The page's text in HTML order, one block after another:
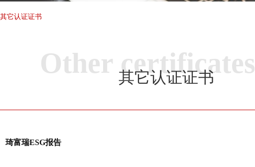
Other certificates
其它认证证书
其它认证证书
琦富瑞ESG报告